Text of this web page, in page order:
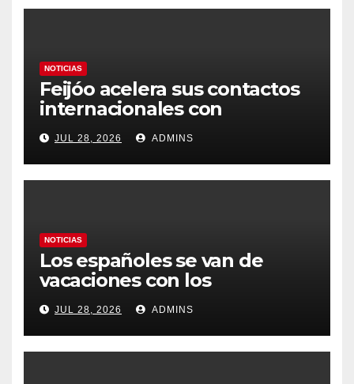
NOTICIAS
Feijóo acelera sus contactos
internacionales con
Latinoamérica como socio
prioritario en su agenda de
gobierno
JUL 28, 2026 ADMINS
NOTICIAS
Los españoles se van de
vacaciones con los
carburantes hasta un 21%
más caros que el año pasado
y los hoteles disparados
JUL 28, 2026 ADMINS